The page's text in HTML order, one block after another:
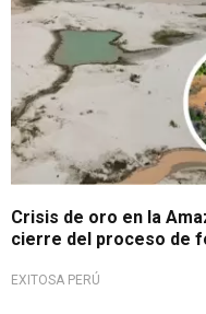
Crisis de oro en la
cierre del proceso de
EXITOSA PERÚ